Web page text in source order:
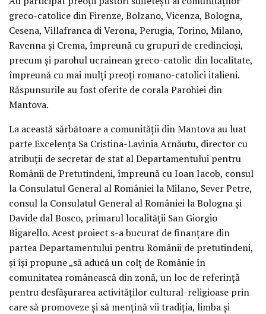
greco-catolice din Firenze, Bolzano, Vicenza, Bologna,
Cesena, Villafranca di Verona, Perugia, Torino, Milano,
Ravenna și Crema, împreună cu grupuri de credincioși,
precum și parohul ucrainean greco-catolic din localitate,
împreună cu mai mulți preoți romano-catolici italieni.
Răspunsurile au fost oferite de corala Parohiei din
Mantova.
La această sărbătoare a comunității din Mantova au luat
parte Excelența Sa Cristina-Lavinia Arnăutu, director cu
atribuții de secretar de stat al Departamentului pentru
Românii de Pretutindeni, împreună cu Ioan Iacob, consul
la Consulatul General al României la Milano, Sever Petre,
consul la Consulatul General al României la Bologna și
Davide dal Bosco, primarul localității San Giorgio
Bigarello. Acest proiect s-a bucurat de finanțare din
partea Departamentului pentru Românii de pretutindeni,
și își propune „să aducă un colț de Românie în
comunitatea românească din zonă, un loc de referință
pentru desfășurarea activităților cultural-religioase prin
care să promoveze și să mențină vii tradiția, limba și